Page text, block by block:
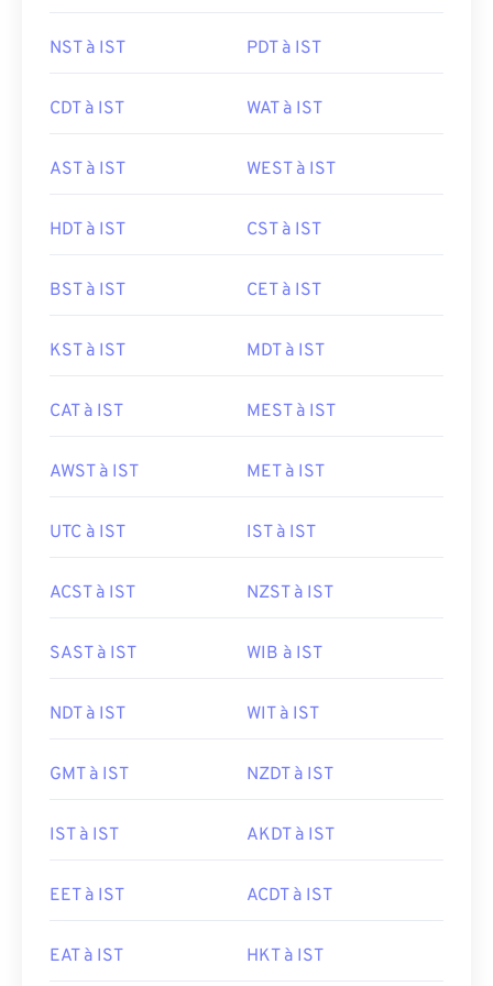
NST à IST PDT à IST
CDT à IST WAT à IST
AST à IST WEST à IST
HDT à IST CST à IST
BST à IST CET à IST
KST à IST MDT à IST
CAT à IST MEST à IST
AWST à IST MET à IST
UTC à IST IST à IST
ACST à IST NZST à IST
SAST à IST WIB à IST
NDT à IST WIT à IST
GMT à IST NZDT à IST
IST à IST AKDT à IST
EET à IST ACDT à IST
EAT à IST HKT à IST